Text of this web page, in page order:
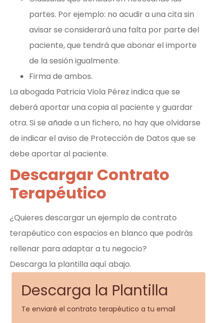
partes. Por ejemplo: no acudir a una cita sin
avisar se considerará una falta por parte del
paciente, que tendrá que abonar el importe
de la sesión igualmente.
Firma de ambos.
La abogada Patricia Viola Pérez indica que se
deberá aportar una copia al paciente y guardar
otra. Si se añade a un fichero, no hay que olvidarse
de indicar el aviso de Protección de Datos que se
debe aportar al paciente.
Descargar Contrato
Terapéutico
¿Quieres descargar un ejemplo de contrato
terapéutico con espacios en blanco que podrás
rellenar para adaptar a tu negocio?
Descarga la plantilla aquí abajo.
Descarga la Plantilla
Te enviaré el contrato terapéutico a tu email